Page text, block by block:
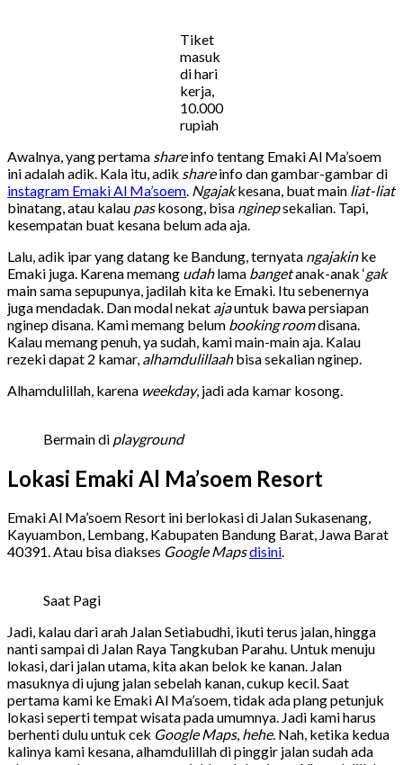
Tiket
masuk
di hari
kerja,
10.000
rupiah
Awalnya, yang pertama shareinfo tentang Emaki Al Ma’soem
ini adalah adik. Kala itu, adik shareinfo dan gambar-gambar di
instagram Emaki Al Ma’soem Ngajakkesana, buat main liat-liat
binatang, atau kalau paskosong, bisa nginepsekalian. Tapi,
kesempatan buat kesana belum ada aja.
Lalu, adik ipar yang datang ke Bandung, ternyata ngajakinke
Emaki juga. Karena memang udahlama bangetanak-anak ‘gak
main sama sepupunya, jadilah kita ke Emaki. Itu sebenernya
juga mendadak. Dan modal nekat ajauntuk bawa persiapan
nginep disana. Kami memang belum booking roomdisana.
Kalau memang penuh, ya sudah, kami main-main aja. Kalau
rezeki dapat 2 kamar, alhamdulillaahbisa sekalian nginep.
Alhamdulillah, karena weekday, jadi ada kamar kosong.
Bermain di playground
Lokasi Emaki Al Ma’soem Resort
Emaki Al Ma’soem Resort ini berlokasi di Jalan Sukasenang,
Kayuambon, Lembang, Kabupaten Bandung Barat, Jawa Barat
40391. Atau bisa diakses Google Mapsdisini.
Saat Pagi
Jadi, kalau dari arah Jalan Setiabudhi, ikuti terus jalan, hingga
nanti sampai di Jalan Raya Tangkuban Parahu. Untuk menuju
lokasi, dari jalan utama, kita akan belok ke kanan. Jalan
masuknya di ujung jalan sebelah kanan, cukup kecil. Saat
pertama kami ke Emaki Al Ma’soem, tidak ada plang petunjuk
lokasi seperti tempat wisata pada umumnya. Jadi kami harus
berhenti dulu untuk cek Google Maps, hehe. Nah, ketika kedua
kalinya kami kesana, alhamdulillah di pinggir jalan sudah ada